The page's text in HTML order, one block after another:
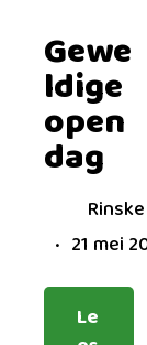
Gewe
ldige
open
dag
Rinske
21 mei
Le